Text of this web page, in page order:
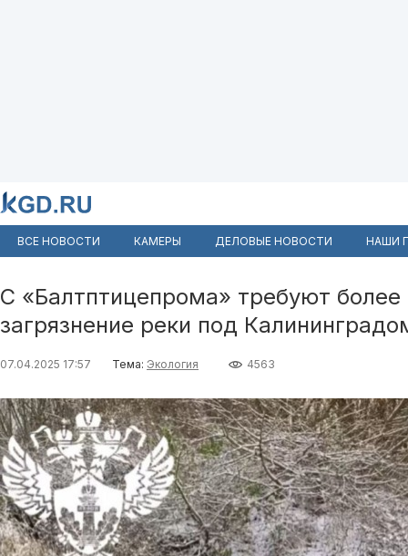
ВСЕ НОВОСТИ КАМЕРЫ ДЕЛОВЫЕ НОВОСТИ НАШИ
С «Балтптицепрома» требуют
загрязнение реки под
07.04.2025 17:57 Тема: Экология 4563